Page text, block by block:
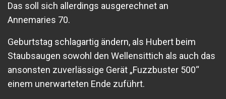
Das soll sich allerdings ausgerechnet an
Annemaries 70.
Geburtstag schlagartig ändern, als Hubert beim
Staubsaugen sowohl den Wellensittich als auch das
ansonsten zuverlässige Gerät „Fuzzbuster 500“
einem unerwarteten Ende zuführt.